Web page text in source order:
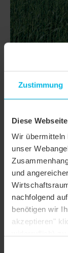
Zustimmung
Diese
Wir übermitteln
unser
und
nachfolgend
benötigen wir
akzeptieren"
DETTAGLI
Famiglia di
prodotto
prodotto
Tipologia
oggetto
Forma del tetto
Colore